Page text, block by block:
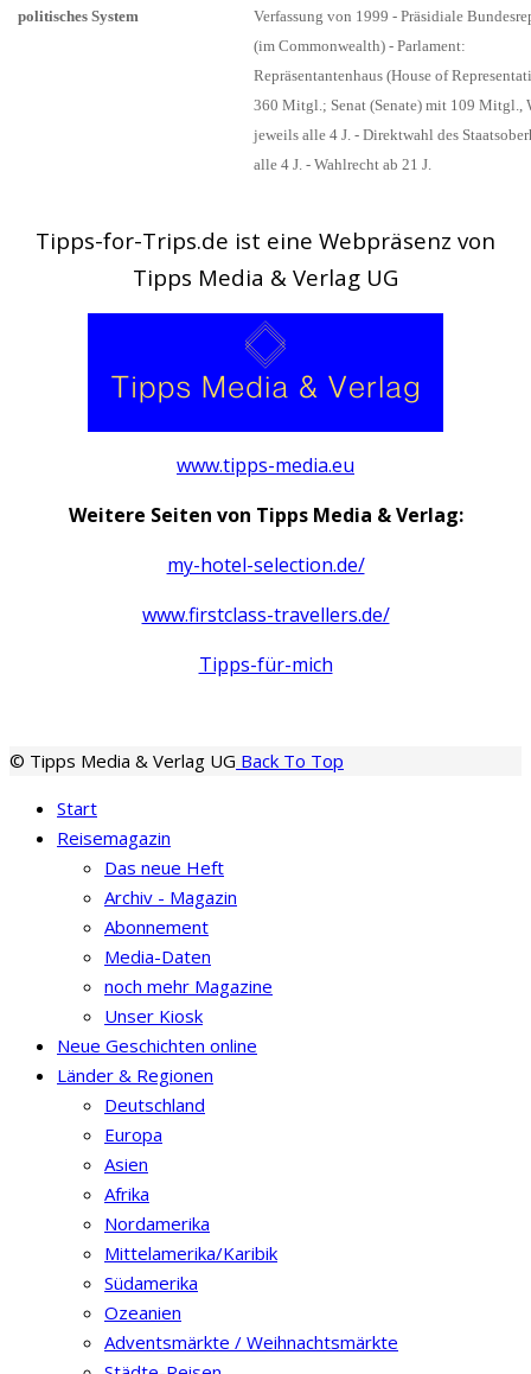
politisches System
Verfassung von 1999 - Präsidiale
(im Commonwealth) - Parlament:
Repräsentantenhaus (House of
360 Mitgl.; Senat (Senate) mit 109 Mitgl.,
jeweils alle 4 J. - Direktwahl des
alle 4 J. - Wahlrecht ab 21 J.
Tipps-for-Trips.de ist eine Webpräsenz von
Tipps Media & Verlag UG
www.tipps-media.eu
Weitere Seiten von Tipps Media & Verlag:
my-hotel-selection.de/
www.firstclass-travellers.de/
Tipps-für-mich
© Tipps Media & Verlag UG Back To Top
Start
Reisemagazin
Das neue Heft
Archiv - Magazin
Abonnement
Media-Daten
noch mehr Magazine
Unser Kiosk
Neue Geschichten online
Länder & Regionen
Deutschland
Europa
Asien
Afrika
Nordamerika
Mittelamerika/Karibik
Südamerika
Ozeanien
Adventsmärkte / Weihnachtsmärkte